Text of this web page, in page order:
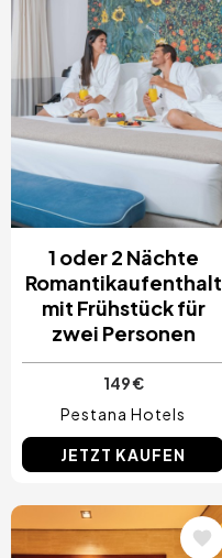
Costa Blanca, Spanien
Bilbao, Spanien
Cancun, Mexiko
Amsterdam, Niederlande
Nizza, Frankreich
1 oder 2 Nächte
Romantikaufenthalt
mit Frühstück für
zwei Personen
149 €
Pestana Hotels
JETZT KAUFEN
Bild